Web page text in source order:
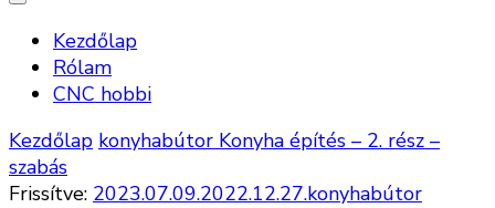
Kezdőlap
Rólam
CNC hobbi
Kezdőlap konyhabútor Konyha építés – 2. rész –
szabás
Frissítve: 2023.07.09.2022.12.27.konyhabútor